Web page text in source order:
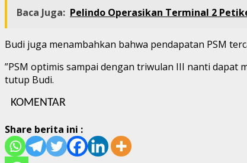
Baca Juga: Pelindo Operasikan Terminal 2
Budi juga menambahkan bahwa pendapatan PSM
”PSM optimis sampai dengan triwulan III nanti dapat
tutup Budi.
KOMENTAR
Share berita ini :